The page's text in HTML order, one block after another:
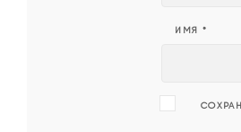
ИМЯ *